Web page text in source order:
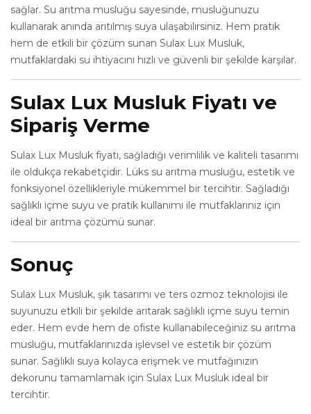
sağlar. Su arıtma musluğu sayesinde, musluğunuzu
kullanarak anında arıtılmış suya ulaşabilirsiniz. Hem pratik
hem de etkili bir çözüm sunan Sulax Lux Musluk,
mutfaklardaki su ihtiyacını hızlı ve güvenli bir şekilde karşılar.
Sulax Lux Musluk Fiyatı ve
Sipariş Verme
Sulax Lux Musluk fiyatı, sağladığı verimlilik ve kaliteli tasarımı
ile oldukça rekabetçidir. Lüks su arıtma musluğu, estetik ve
fonksiyonel özellikleriyle mükemmel bir tercihtir. Sağladığı
sağlıklı içme suyu ve pratik kullanımı ile mutfaklarınız için
ideal bir arıtma çözümü sunar.
Sonuç
Sulax Lux Musluk, şık tasarımı ve ters ozmoz teknolojisi ile
suyunuzu etkili bir şekilde arıtarak sağlıklı içme suyu temin
eder. Hem evde hem de ofiste kullanabileceğiniz su arıtma
musluğu, mutfaklarınızda işlevsel ve estetik bir çözüm
sunar. Sağlıklı suya kolayca erişmek ve mutfağınızın
dekorunu tamamlamak için Sulax Lux Musluk ideal bir
tercihtir.